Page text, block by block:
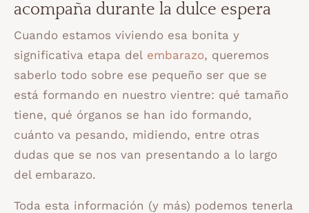
acompaña durante la dulce espera
Cuando estamos viviendo esa bonita y
significativa etapa del embarazo, queremos
saberlo todo sobre ese pequeño ser que se
está formando en nuestro vientre: qué tamaño
tiene, qué órganos se han ido formando,
cuánto va pesando, midiendo, entre otras
dudas que se nos van presentando a lo largo
del embarazo.
Toda esta información (y más) podemos tenerla